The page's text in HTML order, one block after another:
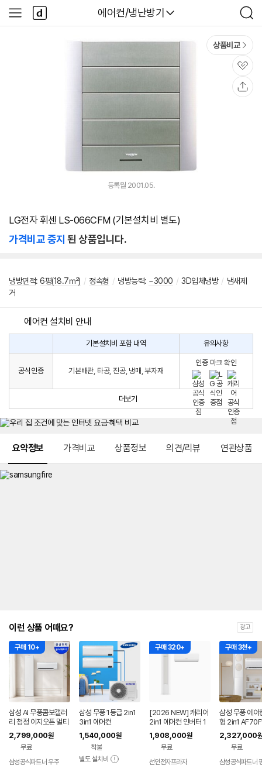
다나와
에어컨/냉난방기
검
색
사
이
다
나
와
상품비교
관
심
등록월 2001.05.
LG전자 휘센 LS-066CFM (기본설치비 별도)
가격비교 중지 된 상품입니다.
냉방면적: 6평(18.7㎡) / 정속형 / 냉방능력: ~3000 / 3D입체냉방 / 냄새제
거
에어컨 설치비 안내
구
시
생
는
치
비
컨
설
기본설치비 포함 내역 유의사항
공식인증 기본배관, 타공, 진공, 냉매, 부자재
인증 마크 확인
더보기
요약정보 가격비교 상품정보 의견/리뷰 연관상품
이런 상품 어때요? 광고
구매 10+
삼성 AI 무풍콤보갤러
리 청정 이지오픈 멀티
형 에어컨 AF80F17D
22WRS 기본설치포
2,799,000원
무료
삼성공식파트너 우주
삼성 무풍 1등급 2in1
3in1 에어컨
1,540,000원
착불
별도 설치비
구매 320+
[2026 NEW] 캐리어
2in1 에어컨 인버터 1
등급 멀티형 wifi 17평
+6평 투인원 전국 설
치비포함
1,908,000원
무료
선인전자프라자
구매 3천+
삼성 무풍 에어
형 2in1
BRS 일반배관
기본설치비포함
2,327,000원
무료